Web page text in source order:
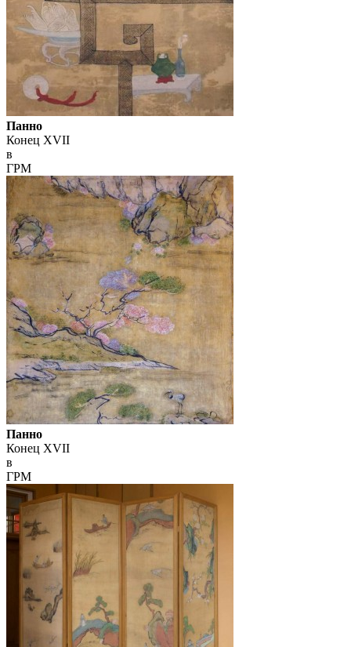
Панно
Конец XVII
в
ГРМ
Панно
Конец XVII
в
ГРМ